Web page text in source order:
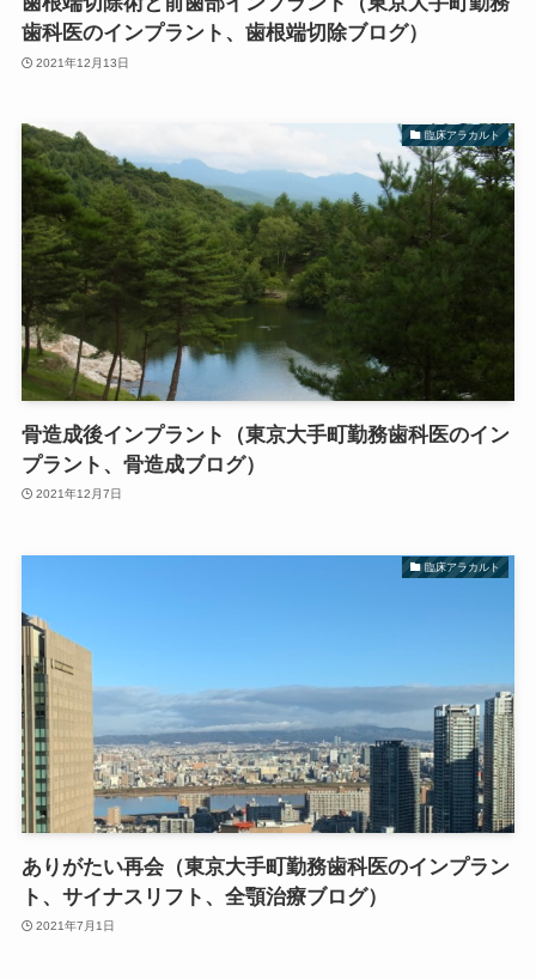
歯科医のインプラント、歯根端切除ブログ）
2021年12月13日
臨床アラカルト
骨造成後インプラント（東京大手町勤務歯科医のイン
プラント、骨造成ブログ）
2021年12月7日
臨床アラカルト
ありがたい再会（東京大手町勤務歯科医のインプラン
ト、サイナスリフト、全顎治療ブログ）
2021年7月1日